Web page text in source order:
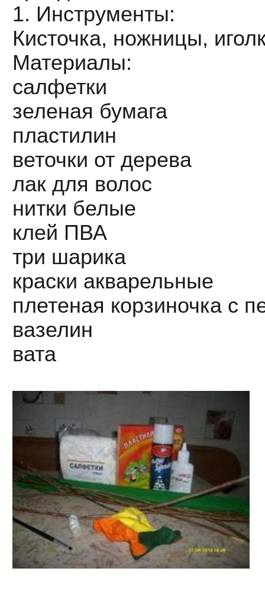
1. Инструменты:
Кисточка, ножницы,
Материалы:
салфетки
зеленая бумага
пластилин
веточки от дерева
лак для волос
нитки белые
клей ПВА
три шарика
краски акварельные
плетеная корзиночка с
вазелин
вата